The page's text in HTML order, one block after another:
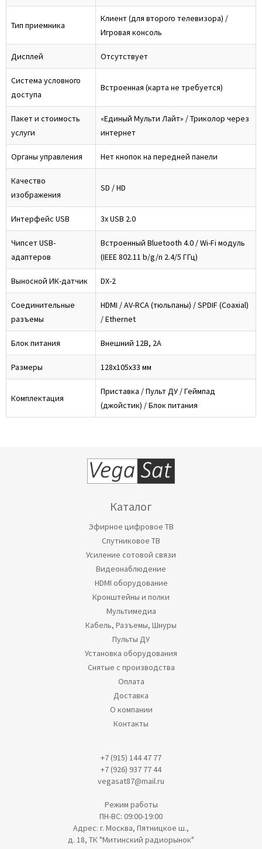
Тип приемника
Клиент (для второго телевизора) /
Игровая консоль
Дисплей Отсутствует
Система условного
доступа
Встроенная (карта не требуется)
Пакет и стоимость
услуги
«Единый Мульти Лайт» / Триколор через
интернет
Органы управления Нет кнопок на передней панели
Качество
изображения
SD / HD
Интерфейс USB 3x USB 2.0
Чипсет USB-
адаптеров
Встроенный Bluetooth 4.0 / Wi-Fi модуль
(IEEE 802.11 b/g/n 2.4/5 ГГц)
Выносной ИК-датчик DX-2
Соединительные
разъемы
HDMI / AV-RCA (тюльпаны) / SPDIF (Coaxial)
/ Ethernet
Блок питания Внешний 12В, 2А
Размеры 128x105x33 мм
Комплектация
Приставка / Пульт ДУ / Геймпад
(джойстик) / Блок питания
Каталог
Эфирное цифровое ТВ
Спутниковое ТВ
Усиление сотовой связи
Видеонаблюдение
HDMI оборудование
Кронштейны и полки
Мультимедиа
Кабель, Разъемы, Шнуры
Пульты ДУ
Установка оборудования
Снятые с производства
Оплата
Доставка
О компании
Контакты
+7 (915) 144 47 77
+7 (926) 937 77 44
vegasat87@mail.ru
Режим работы
ПН-ВС: 09:00-19:00
Адрес: г. Москва, Пятницкое ш.,
д. 18, ТК "Митинский радиорынок"